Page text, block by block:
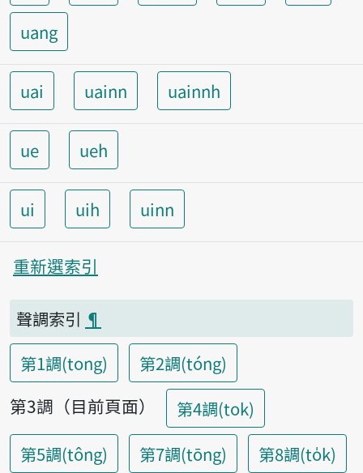
uang
uai uainn uainnh
ue ueh
ui uih uinn
重新選索引
聲調索引 ¶
第1調(tong)
第2調(tóng)
第3調（目前頁面）
第4調(tok)
第5調(tông)
第7調(tōng) 第8調(to̍k)